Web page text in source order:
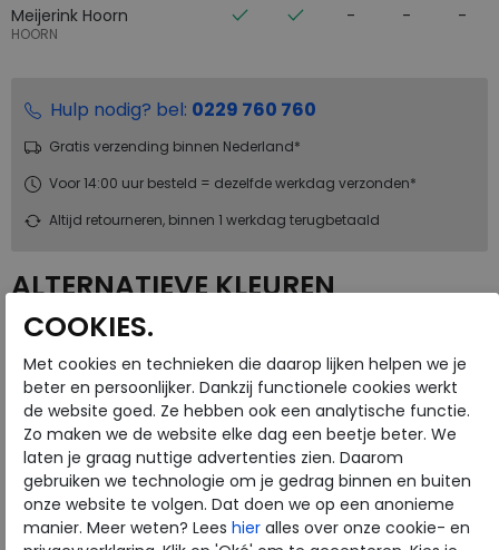
Meijerink Hoorn
HOORN
Hulp nodig? bel: 0229 760 760
Gratis verzending binnen Nederland*
Voor 14:00 uur besteld = dezelfde werkdag verzonden*
Altijd retourneren, binnen 1 werkdag terugbetaald
ALTERNATIEVE KLEUREN
Merk
Solidus
Fabrikantcode
56287-80518
Bestelcode
234.69.000025
COOKIES.
Met cookies en technieken die daarop lijken helpen we je
beter en persoonlijker. Dankzij functionele cookies werkt
de website goed. Ze hebben ook een analytische functie.
Zo maken we de website elke dag een beetje beter. We
laten je graag nuttige advertenties zien. Daarom
gebruiken we technologie om je gedrag binnen en buiten
onze website te volgen. Dat doen we op een anonieme
manier. Meer weten? Lees hier alles over onze cookie- en